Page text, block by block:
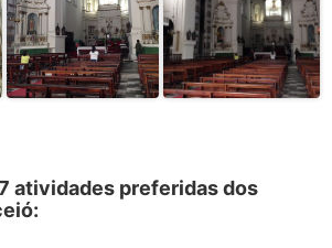
atividades preferidas dos